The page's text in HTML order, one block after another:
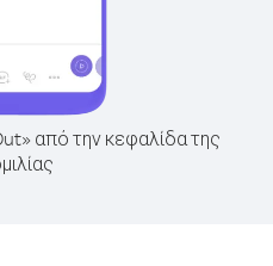
από την κεφαλίδα της